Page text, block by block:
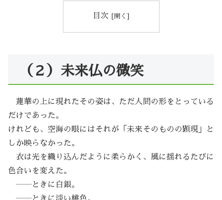
目次
（２）未来仏の微笑
蓮華の上に現れたその姿は、ただ人間の形をとっている
だけであった。
けれども、空海の眼にはそれが「未来そのものの顕現」と
しか映らなかった。
衣は光を織り込んだように柔らかく、風に揺れるたびに
色合いを変えた。
――ときに白銀。